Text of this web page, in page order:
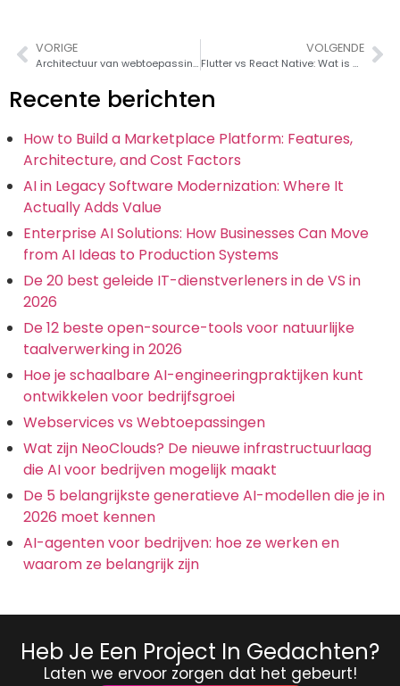
VORIGE
Architectuur van webtoepassingen: Complete gids 2026
VOLGENDE
Flutter vs React Native: Wat is beter voor jouw project?
Recente berichten
How to Build a Marketplace Platform: Features,
Architecture, and Cost Factors
AI in Legacy Software Modernization: Where It
Actually Adds Value
Enterprise AI Solutions: How Businesses Can Move
from AI Ideas to Production Systems
De 20 best geleide IT-dienstverleners in de VS in
2026
De 12 beste open-source-tools voor natuurlijke
taalverwerking in 2026
Hoe je schaalbare AI-engineeringpraktijken kunt
ontwikkelen voor bedrijfsgroei
Webservices vs Webtoepassingen
Wat zijn NeoClouds? De nieuwe infrastructuurlaag
die AI voor bedrijven mogelijk maakt
De 5 belangrijkste generatieve AI-modellen die je in
2026 moet kennen
AI-agenten voor bedrijven: hoe ze werken en
waarom ze belangrijk zijn
Heb Je Een Project In Gedachten?
Laten we ervoor zorgen dat het gebeurt!